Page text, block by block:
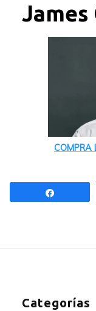
James
COMPRA
Categorías